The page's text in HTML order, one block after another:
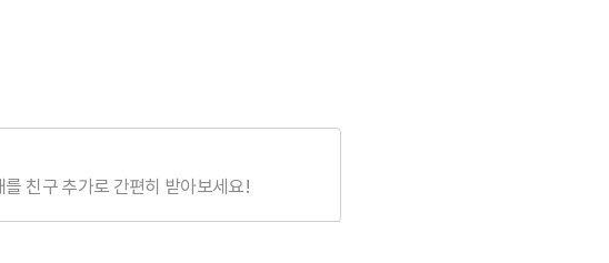
친구 추가로 간편히 받아보세요!